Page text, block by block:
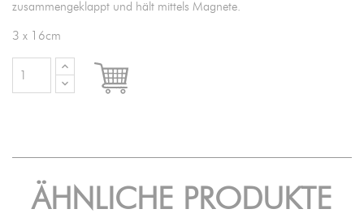
zusammengeklappt und hält mittels Magnete.
3 x 16cm

ÄHNLICHE PRODUKTE